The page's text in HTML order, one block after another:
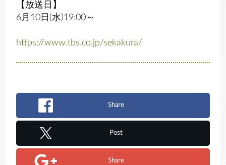
【放送日】
6月10日(水)19:00～
https://www.tbs.co.jp/sekakura/
Share
Post
Share